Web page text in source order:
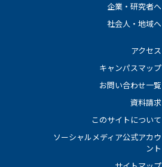
企業・研究者へ
社会人・地域へ
アクセス
キャンパスマップ
お問い合わせ一覧
資料請求
このサイトについて
ソーシャルメディア公式アカウ
ント